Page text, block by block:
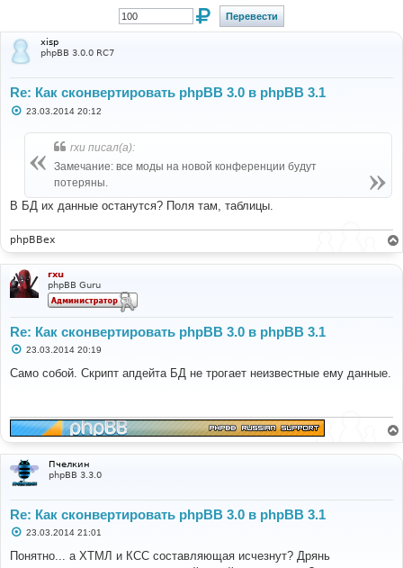
'./styles/prosilver/style.cfg'
echo 'Prosilver does not exist. Please upload a
copy of prosilver from the <a
href="https://www.phpbb.com/downloads/">3.1.0 Full
}
foreach
{
if ($style['style_name'] == 'prosilver'
{
break;
}
if
{
$sql_ary =
'style_name'
=> 'prosilver',
'style_copyright'
=> '&copy; phpBB Group'
'style_active'
1
'bbcode_bitfield'
=> 'lNg=',
'style_parent_id'
$sql = 'INSERT INTO ' . STYLES_TABLE . '
$db
$prosilver = array(
'style_name'
=> 'prosilver',
);
xisp
phpBB 3.0.0 RC7
Re: Как сконвертировать phpBB 3.0 в phpBB 3.1
С
е
23.03.2014 20:12
rxu писал(а):
Замечание: все моды на новой конференции будут
потеряны.
В БД их данные останутся? Поля там, таблицы.
phpBBex
rxu
phpBB Guru
Re: Как сконвертировать phpBB 3.0 в phpBB 3.1
С
о
б
и
е
23.03.2014 20:19
Само собой. Скрипт апдейта БД не трогает неизвестные ему данные.
Пчелкин
phpBB 3.3.0
Re: Как сконвертировать phpBB 3.0 в phpBB 3.1
С
о
б
23.03.2014 21:01
Понятно... а ХТМЛ и КСС составляющая исчезнут? Дрянь